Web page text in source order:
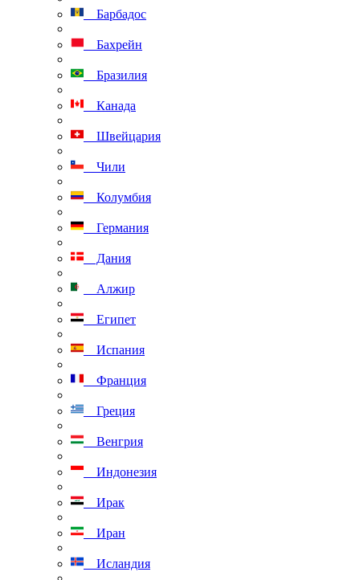
Барбадос
Бахрейн
Бразилия
Канада
Швейцария
Чили
Колумбия
Германия
Дания
Алжир
Египет
Испания
Франция
Греция
Венгрия
Индонезия
Ирак
Иран
Исландия